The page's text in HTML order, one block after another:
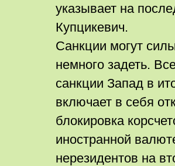
указывает на
Купцикевич.
Санкции могут
немного задеть.
санкции Запад в
включает в себя
блокировка
иностранной
нерезидентов на